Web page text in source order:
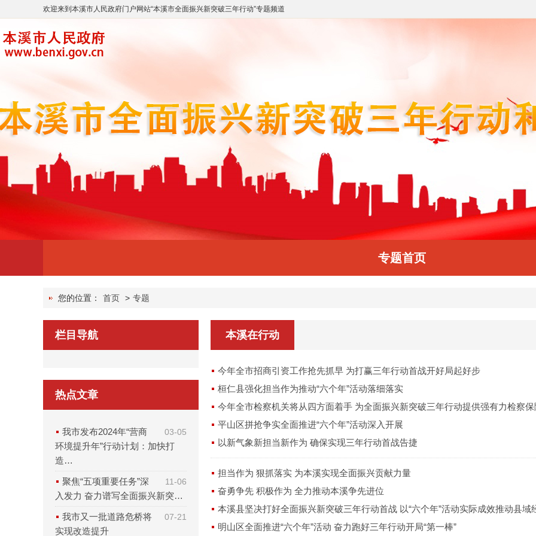
欢迎来到 本溪市人民政府门户网站“本溪市全面振兴新突破三年行动”专题频道
专题首页
您的位置： 首页 > 专题
栏目导航
热点文章
03-05
我市发布2024年“营商
环境提升年”行动计划：加快打
造…
11-06
聚焦“五项重要任务”深
入发力 奋力谱写全面振兴新突…
07-21
我市又一批道路危桥将
实现改造提升
本溪在行动
今年全市招商引资工作抢先抓早 为打赢三年行动首战开好局起好步
桓仁县强化担当作为推动“六个年”活动落细落实
今年全市检察机关将从四方面着手 为全面振兴新突破三年行动提供强有力检察保
平山区拼抢争实全面推进“六个年”活动深入开展
以新气象新担当新作为 确保实现三年行动首战告捷
担当作为 狠抓落实 为本溪实现全面振兴贡献力量
奋勇争先 积极作为 全力推动本溪争先进位
本溪县坚决打好全面振兴新突破三年行动首战 以“六个年”活动实际成效推动县域
明山区全面推进“六个年”活动 奋力跑好三年行动开局“第一棒”